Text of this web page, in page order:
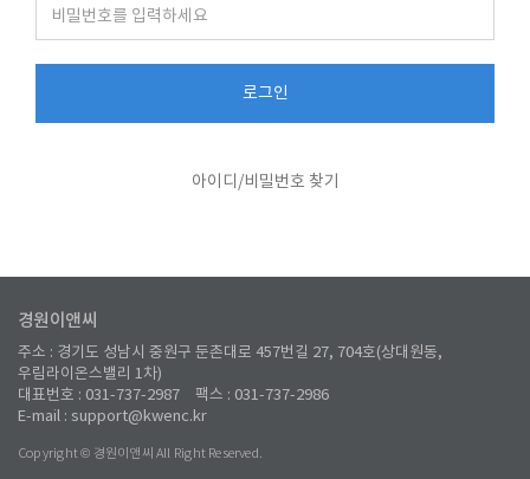
로그인
아이디/비밀번호 찾기
경원이앤씨
주소 : 경기도 성남시 중원구 둔촌대로 457번길 27, 704호(상대원동,
우림라이온스밸리 1차)
대표번호 : 031-737-2987
팩스 : 031-737-2986
E-mail : support@kwenc.kr
Copyright © 경원이앤씨 All Right Reserved.